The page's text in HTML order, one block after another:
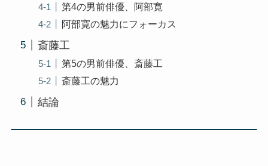
第4の男前俳優、阿部寛
阿部寛の魅力にフォーカス
斎藤工
第5の男前俳優、斎藤工
斎藤工の魅力
結論